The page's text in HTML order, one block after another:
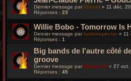
Dernier message par titisoul « 11 déc.
Réponses : 23
Willie Bobo - Tomorrow Is
Dernier message parfunkinspector « 11
Réponses : 1
Big bands de l'autre côté
groove
Dernier message par Wonder B « 27 oct.
Réponses : 45